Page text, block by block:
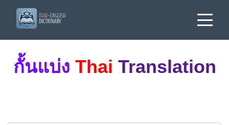
กั้นแบ่ง Thai Translation